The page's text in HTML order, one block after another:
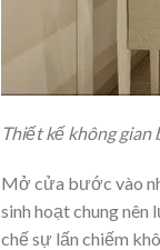
Thiết kế không gian
Mở cửa bước vào
sinh hoạt chung nên
chế sự lấn chiếm